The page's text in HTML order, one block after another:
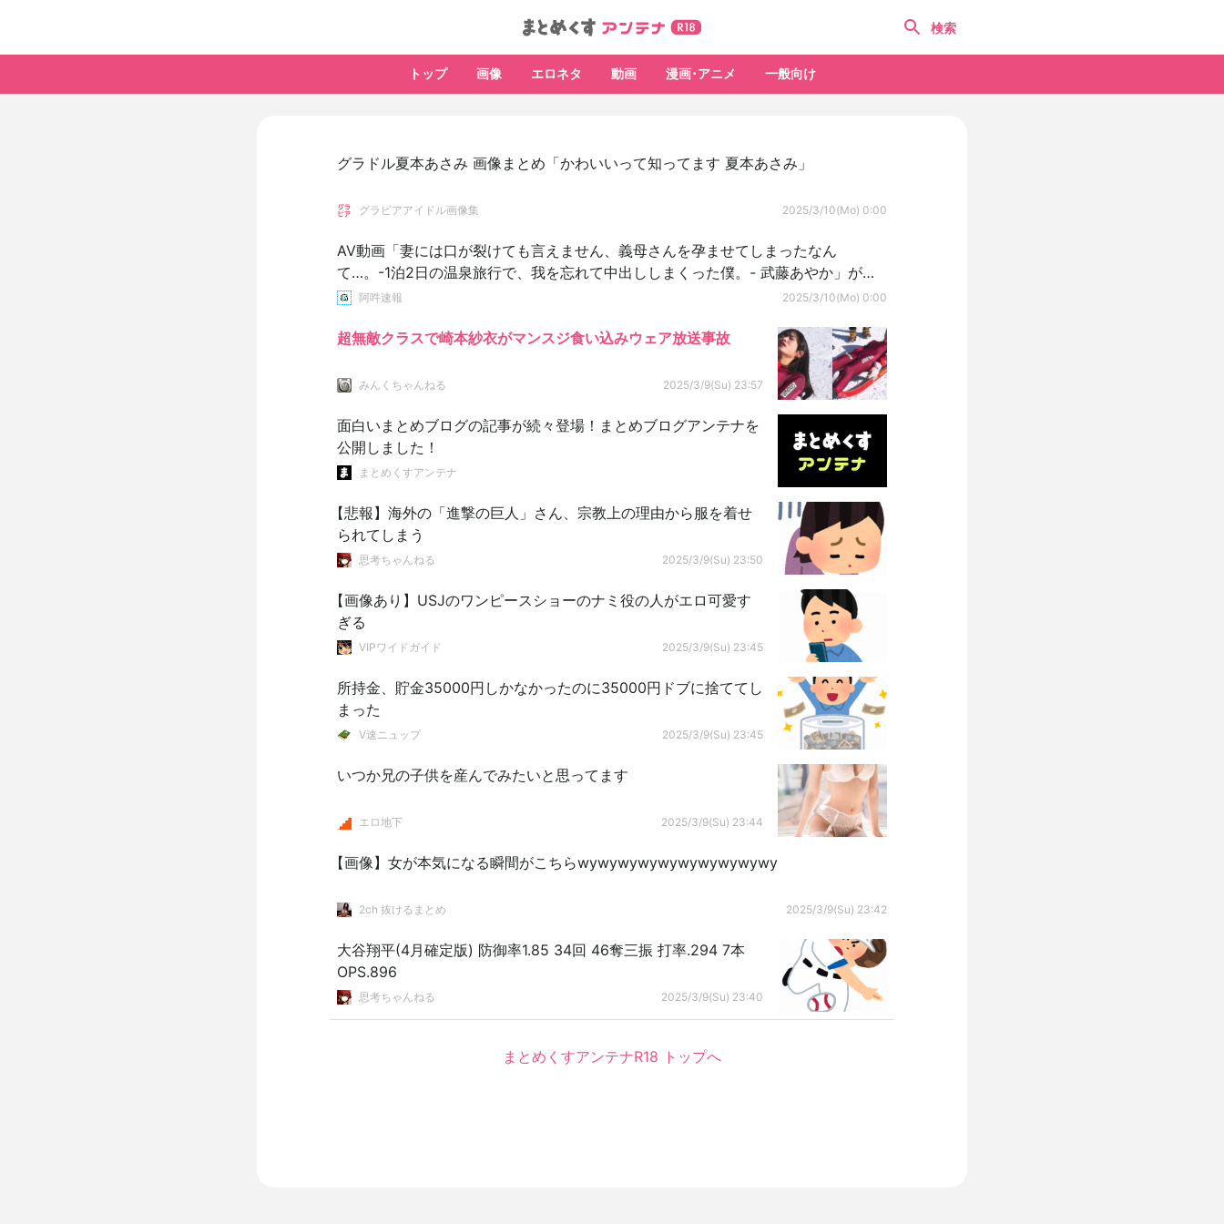
トップ 画像 エロネタ 動画 漫画･アニメ 一般向け
グラドル夏本あさみ 画像まとめ「かわいいって知ってます 夏本あさみ」
グラビアアイドル画像集 2025/3/10(Mo) 0:00
AV動画「妻には口が裂けても言えません、義母さんを孕ませてしまったなん
て…。-1泊2日の温泉旅行で、我を忘れて中出ししまくった僕。- 武藤あやか」がエ
ロい阿吽速報 2025/3/10(Mo) 0:00
超無敵クラスで崎本紗衣がマンスジ食い込みウェア放送事故
みんくちゃんねる 2025/3/9(Su) 23:57
面白いまとめブログの記事が続々登場！まとめブログアンテナを
公開しました！
まとめくすアンテナ
【悲報】海外の「進撃の巨人」さん、宗教上の理由から服を着せ
られてしまう
思考ちゃんねる 2025/3/9(Su) 23:50
【画像あり】USJのワンピースショーのナミ役の人がエロ可愛す
ぎる
VIPワイドガイド 2025/3/9(Su) 23:45
所持金、貯金35000円しかなかったのに35000円ドブに捨ててし
まった
V速ニュップ 2025/3/9(Su) 23:45
いつか兄の子供を産んでみたいと思ってます
エロ地下 2025/3/9(Su) 23:44
【画像】女が本気になる瞬間がこちらwywywywywywywywywywy
2ch 抜けるまとめ 2025/3/9(Su) 23:42
大谷翔平(4月確定版) 防御率1.85 34回 46奪三振 打率.294 7本
OPS.896
思考ちゃんねる 2025/3/9(Su) 23:40
まとめくすアンテナR18 トップへ